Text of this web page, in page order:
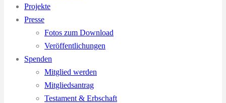
Projekte
Presse
Fotos zum Download
Veröffentlichungen
Spenden
Mitglied werden
Mitgliedsantrag
Testament & Erbschaft